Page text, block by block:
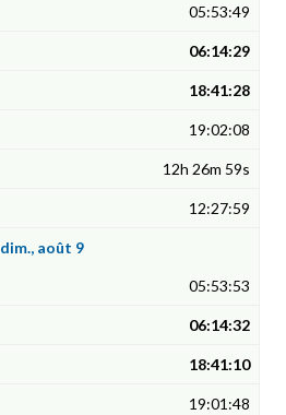
05:53:49
06:14:29
18:41:28
19:02:08
12h 26m 59s
12:27:59
dim., août 9
05:53:53
06:14:32
18:41:10
19:01:48